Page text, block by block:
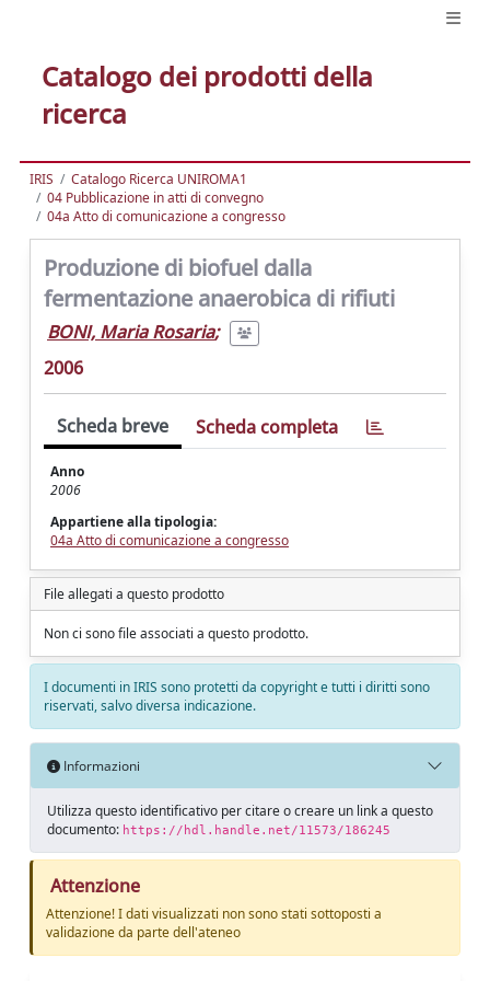
Catalogo dei prodotti della
ricerca
IRIS
Catalogo Ricerca UNIROMA1
04 Pubblicazione in atti di convegno
04a Atto di comunicazione a congresso
Produzione di biofuel dalla
fermentazione anaerobica di rifiuti
BONI, Maria Rosaria;
2006
Scheda breve Scheda completa
Anno
2006
Appartiene alla tipologia:
04a Atto di comunicazione a congresso
File allegati a questo prodotto
Non ci sono file associati a questo prodotto.
I documenti in IRIS sono protetti da copyright e tutti i diritti sono
riservati, salvo diversa indicazione.
Informazioni
Utilizza questo identificativo per citare o creare un link a questo
documento: https://hdl.handle.net/11573/186245
Attenzione
Attenzione! I dati visualizzati non sono stati sottoposti a
validazione da parte dell'ateneo